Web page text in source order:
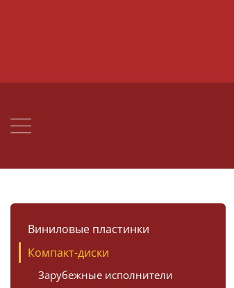
Виниловые пластинки
Компакт-диски
Зарубежные исполнители